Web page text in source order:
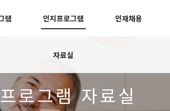
램 인지프로그램
자료실
인재채용
로그램 자료실